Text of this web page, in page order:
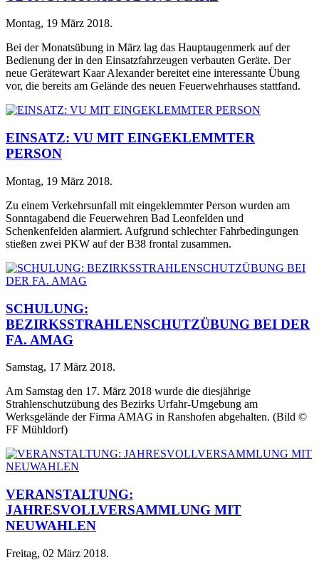
Montag, 19 März 2018.
Bei der Monatsübung in März lag das Hauptaugenmerk auf der
Bedienung der in den Einsatzfahrzeugen verbauten Geräte. Der
neue Gerätewart Kaar Alexander bereitet eine interessante Übung
vor, die bereits am Gelände des neuen Feuerwehrhauses stattfand.
EINSATZ: VU MIT EINGEKLEMMTER
PERSON
Montag, 19 März 2018.
Zu einem Verkehrsunfall mit eingeklemmter Person wurden am
Sonntagabend die Feuerwehren Bad Leonfelden und
Schenkenfelden alarmiert. Aufgrund schlechter Fahrbedingungen
stießen zwei PKW auf der B38 frontal zusammen.
SCHULUNG:
BEZIRKSSTRAHLENSCHUTZÜBUNG BEI DER
FA. AMAG
Samstag, 17 März 2018.
Am Samstag den 17. März 2018 wurde die diesjährige
Strahlenschutzübung des Bezirks Urfahr-Umgebung am
Werksgelände der Firma AMAG in Ranshofen abgehalten. (Bild ©
FF Mühldorf)
VERANSTALTUNG:
JAHRESVOLLVERSAMMLUNG MIT
NEUWAHLEN
Freitag, 02 März 2018.